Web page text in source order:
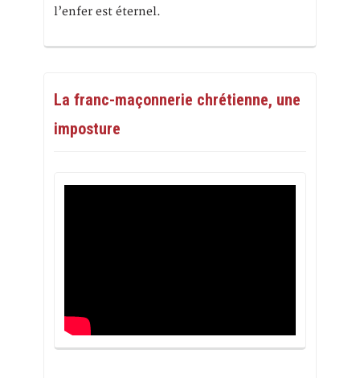
l’enfer est éternel.
La franc-maçonnerie chrétienne, une
imposture